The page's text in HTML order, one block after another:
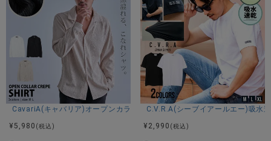
■一枚でキマる存在感 シンプルなボトムスと合わせるだけでコ
ーデが完成。
この夏の主役として活躍すること間違いなしのアイテムで
ストリートファッションのトレンドをリードし、特に若い世
代に人気を集めているユニセックスブランド。
自由な表現と個性を尊重し、男女を問わず幅広い層に愛され
るデザインを提供。
CavariA(キャバリア)オープンカラー楊柳シャツ/全3色
¥ 5,980 (税込)
C.V.R.A(シーブイアールエー)吸水
¥ 2,990 (税込)